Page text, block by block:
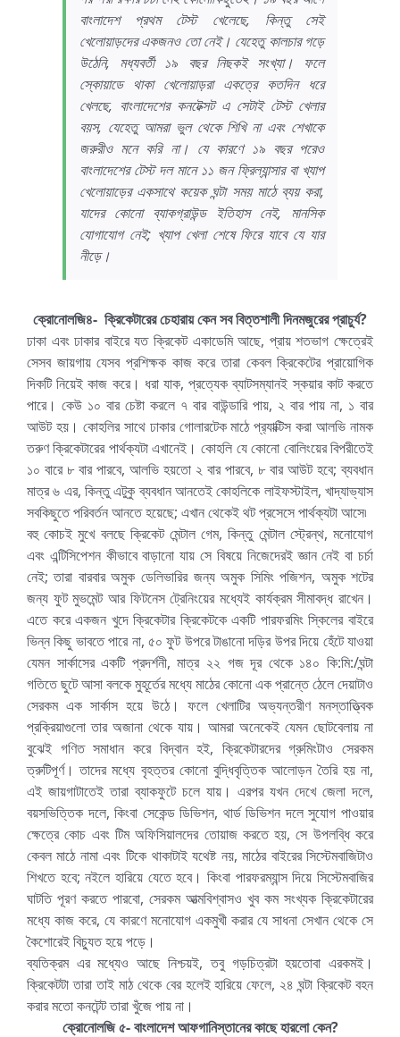
বাংলাদেশ প্রথম টেস্ট খেলেছে, কিন্তু সেই
খেলোয়াড়দের একজনও তো নেই। যেহেতু কালচার গড়ে
উঠেনি, মধ্যবর্তী ১৯ বছর নিছকই সংখ্যা। ফলে
স্কোয়াডে থাকা খেলোয়াড়রা একত্রে কতদিন ধরে
খেলছে, বাংলাদেশের কনটেক্সট এ সেটাই টেস্ট খেলার
বয়স, যেহেতু আমরা ভুল থেকে শিখি না এবং শেখাকে
জরুরীও মনে করি না। যে কারণে ১৯ বছর পরেও
বাংলাদেশের টেস্ট দল মানে ১১ জন ফ্রিল্যান্সার বা খ্যাপ
খেলোয়াড়ের একসাথে কয়েক ঘন্টা সময় মাঠে ব্যয় করা,
যাদের কোনো ব্যাকগ্রাউন্ড ইতিহাস নেই, মানসিক
যোগাযোগ নেই; খ্যাপ খেলা শেষে ফিরে যাবে যে যার
নীড়ে।
ক্রোনোলজি৪- ক্রিকেটারের চেহারায় কেন সব বিত্তশালী দিনমজুরের প্রাচুর্য?
ঢাকা এবং ঢাকার বাইরে যত ক্রিকেট একাডেমি আছে, প্রায় শতভাগ ক্ষেত্রেই
সেসব জায়গায় যেসব প্রশিক্ষক কাজ করে তারা কেবল ক্রিকেটের প্রায়োগিক
দিকটি নিয়েই কাজ করে। ধরা যাক, প্রত্যেক ব্যাটসম্যানই স্কয়ার কাট করতে
পারে। কেউ ১০ বার চেষ্টা করলে ৭ বার বাউন্ডারি পায়, ২ বার পায় না, ১ বার
আউট হয়। কোহলির সাথে ঢাকার গোলারটেক মাঠে প্র‍্যাক্টিস করা আলভি নামক
তরুণ ক্রিকেটারের পার্থক্যটা এখানেই। কোহলি যে কোনো বোলিংয়ের বিপরীতেই
১০ বারে ৮ বার পারবে, আলভি হয়তো ২ বার পারবে, ৮ বার আউট হবে; ব্যবধান
মাত্র ৬ এর, কিন্তু এটুকু ব্যবধান আনতেই কোহলিকে লাইফস্টাইল, খাদ্যাভ্যাস
সবকিছুতে পরিবর্তন আনতে হয়েছে; এখান থেকেই থট প্রসেসে পার্থক্যটা আসে৷
বহু কোচই মুখে বলছে ক্রিকেট মেন্টাল গেম, কিন্তু মেন্টাল স্ট্রেন্থ, মনোযোগ
এবং এন্টিসিপেশন কীভাবে বাড়ানো যায় সে বিষয়ে নিজেদেরই জ্ঞান নেই বা চর্চা
নেই; তারা বারবার অমুক ডেলিভারির জন্য অমুক সিমিং পজিশন, অমুক শটের
জন্য ফুট মুভমেন্ট আর ফিটনেস ট্রেনিংয়ের মধ্যেই কার্যক্রম সীমাবদ্ধ রাখেন।
এতে করে একজন খুদে ক্রিকেটার ক্রিকেটকে একটি পারফরমিং স্কিলের বাইরে
ভিন্ন কিছু ভাবতে পারে না, ৫০ ফুট উপরে টাঙানো দড়ির উপর দিয়ে হেঁটে যাওয়া
যেমন সার্কাসের একটি প্রদর্শনী, মাত্র ২২ গজ দূর থেকে ১৪০ কি:মি:/ঘন্টা
গতিতে ছুটে আসা বলকে মুহূর্তের মধ্যে মাঠের কোনো এক প্রান্তে ঠেলে দেয়াটাও
সেরকম এক সার্কাস হয়ে উঠে। ফলে খেলাটির অভ্যন্তরীণ মনস্তাত্ত্বিক
প্রক্রিয়াগুলো তার অজানা থেকে যায়। আমরা অনেকেই যেমন ছোটবেলায় না
বুঝেই গণিত সমাধান করে বিদ্বান হই, ক্রিকেটারদের গ্রুমিংটাও সেরকম
ত্রুটিপূর্ণ। তাদের মধ্যে বৃহত্তর কোনো বুদ্ধিবৃত্তিক আলোড়ন তৈরি হয় না,
এই জায়গাটাতেই তারা ব্যাকফুটে চলে যায়। এরপর যখন দেখে জেলা দলে,
বয়সভিত্তিক দলে, কিংবা সেকেন্ড ডিভিশন, থার্ড ডিভিশন দলে সুযোগ পাওয়ার
ক্ষেত্রে কোচ এবং টিম অফিসিয়ালদের তোয়াজ করতে হয়, সে উপলব্ধি করে
কেবল মাঠে নামা এবং টিকে থাকাটাই যথেষ্ট নয়, মাঠের বাইরের সিস্টেমবাজিটাও
শিখতে হবে; নইলে হারিয়ে যেতে হবে। কিংবা পারফরম্যান্স দিয়ে সিস্টেমবাজির
ঘাটতি পূরণ করতে পারবো, সেরকম আত্মবিশ্বাসও খুব কম সংখ্যক ক্রিকেটারের
মধ্যে কাজ করে, যে কারণে মনোযোগ একমুখী করার যে সাধনা সেখান থেকে সে
কৈশোরেই বিচ্যুত হয়ে পড়ে।
ব্যতিক্রম এর মধ্যেও আছে নিশ্চয়ই, তবু গড়চিত্রটা হয়তোবা এরকমই।
ক্রিকেটটা তারা তাই মাঠ থেকে বের হলেই হারিয়ে ফেলে, ২৪ ঘন্টা ক্রিকেট বহন
করার মতো কনটেন্ট তারা খুঁজে পায় না।
ক্রোনোলজি ৫- বাংলাদেশ আফগানিস্তানের কাছে হারলো কেন?